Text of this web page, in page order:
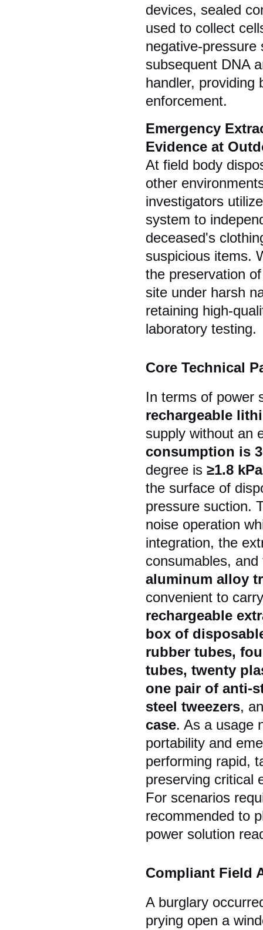
devices, sealed
used to collect
negative-
subsequent DNA
handler, providing
enforcement.
Emergency
Evidence at
At field body
other
investigators
system to
deceased's
suspicious items.
the preservation
site under harsh
retaining high-
laboratory testing.
Core Technical
In terms of power
rechargeable
supply without an
consumption is
degree is ≥1.8 kPa
the surface of
pressure suction.
noise operation
integration, the
consumables,
aluminum alloy
convenient to
rechargeable
box of
rubber tubes,
tubes, twenty
one pair of anti-
steel tweezers,
case. As a usage
portability and
performing rapid,
preserving critical
For scenarios
recommended to
power solution
Compliant Field
A burglary
prying open a